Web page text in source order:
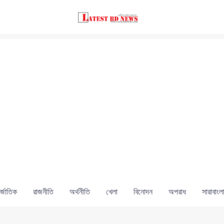
রাজনীতি অর্থনীতি খেলা বিনোদন অপরাধ সারাবাংলা